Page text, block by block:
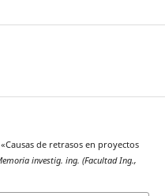
de retrasos en proyectos
investig. ing. (Facultad Ing.,